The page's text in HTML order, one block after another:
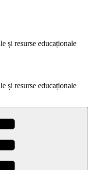
și resurse educaționale
și resurse educaționale